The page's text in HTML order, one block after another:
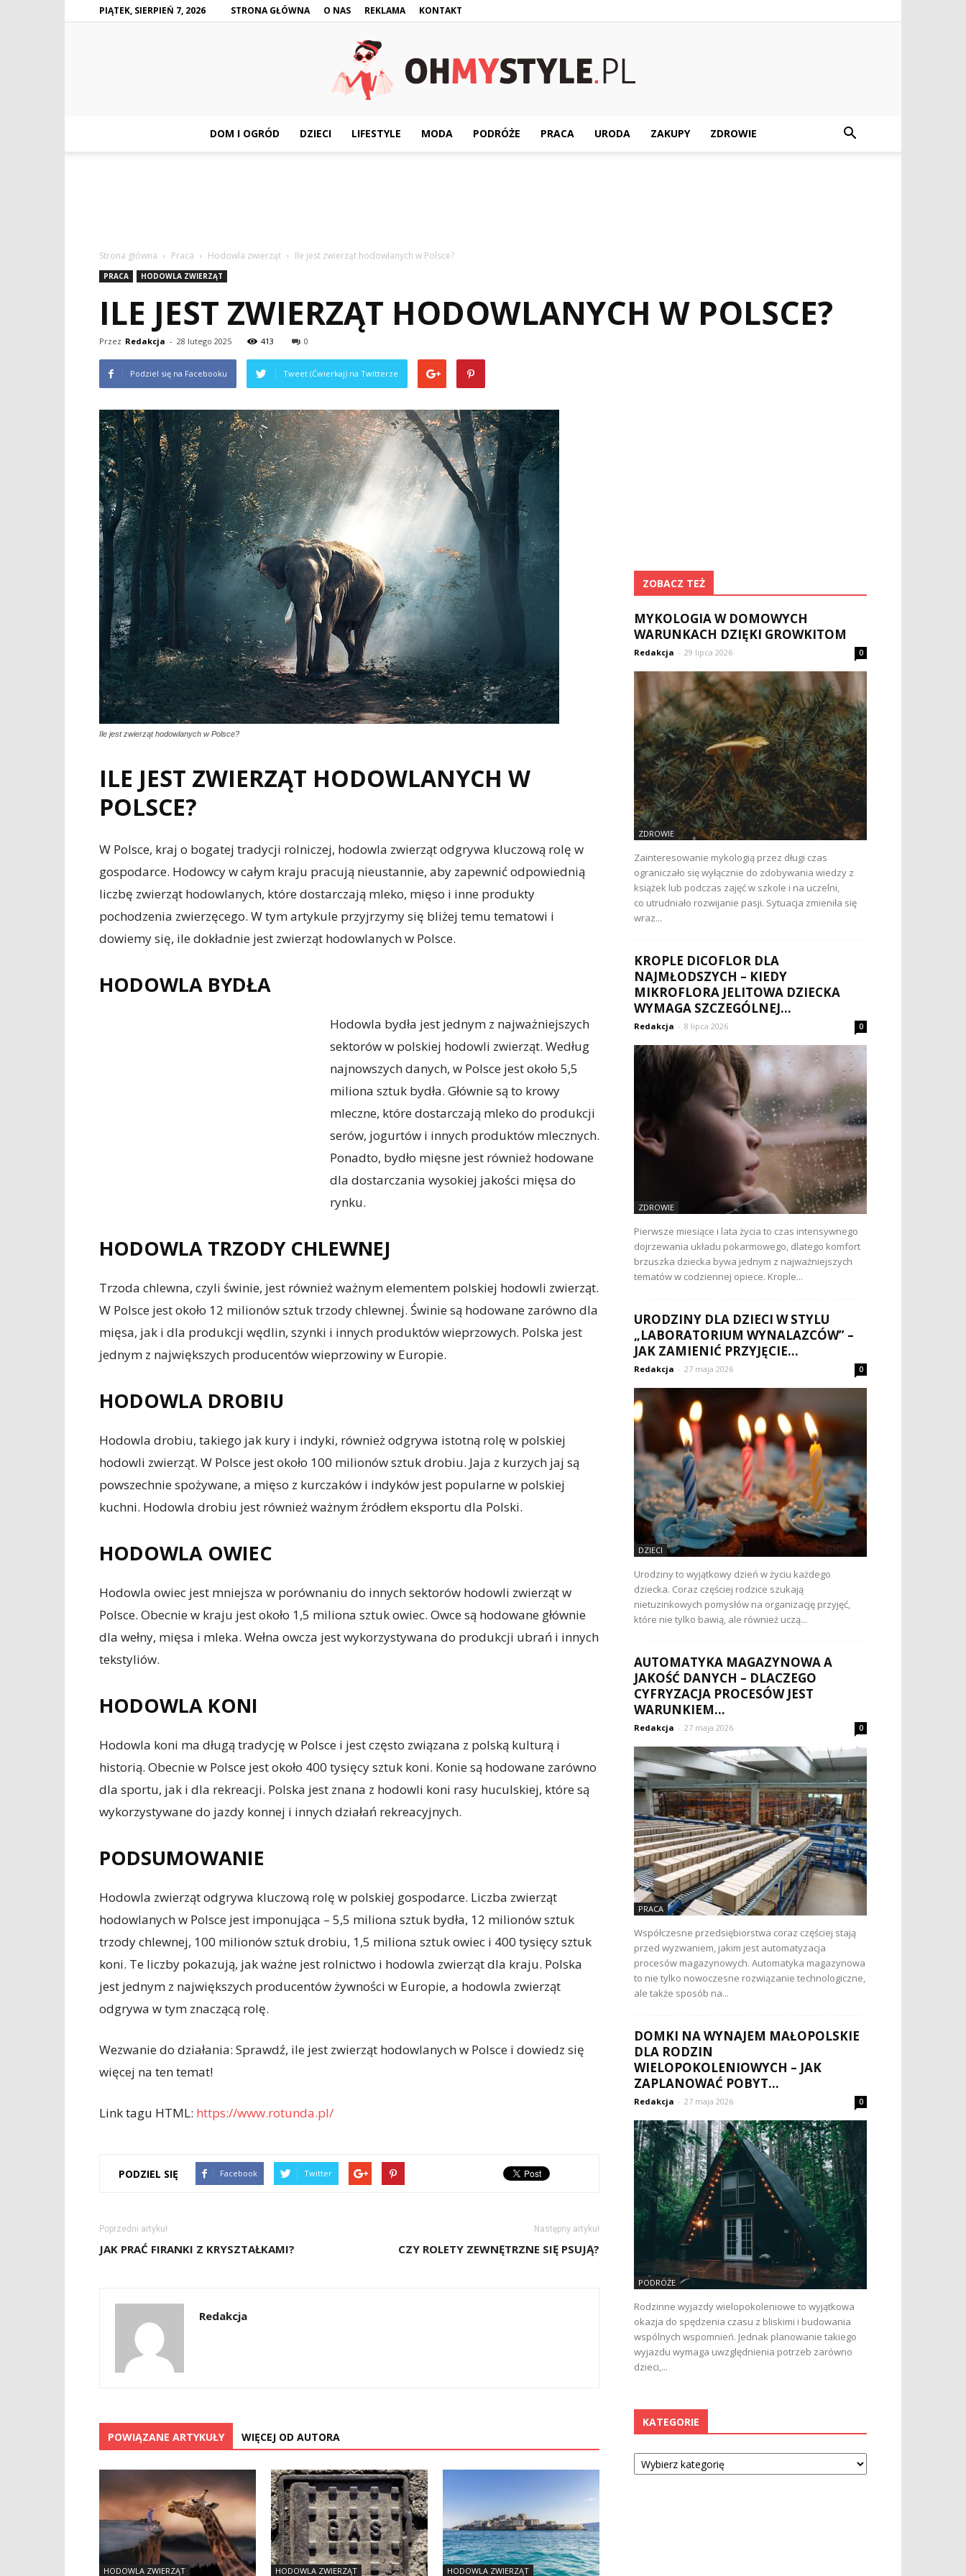
PIĄTEK, SIERPIEŃ 7, 2026 STRONA GŁÓWNA O NAS REKLAMA KONTAKT
DOM I OGRÓD DZIECI LIFESTYLE MODA PODRÓŻE PRACA URODA ZAKUPY ZDROWIE
Strona główna Praca Hodowla zwierząt Ile jest zwierząt hodowlanych w Polsce?
PRACA HODOWLA ZWIERZĄT
ILE JEST ZWIERZĄT HODOWLANYCH W POLSCE?
Przez Redakcja - 28 lutego 2025 413 0
Podziel się na Facebooku Tweet (Ćwierkaj) na Twitterze
Ile jest zwierząt hodowlanych w Polsce?
ILE JEST ZWIERZĄT HODOWLANYCH W
POLSCE?
W Polsce, kraj o bogatej tradycji rolniczej, hodowla zwierząt odgrywa kluczową rolę w
gospodarce. Hodowcy w całym kraju pracują nieustannie, aby zapewnić odpowiednią
liczbę zwierząt hodowlanych, które dostarczają mleko, mięso i inne produkty
pochodzenia zwierzęcego. W tym artykule przyjrzymy się bliżej temu tematowi i
dowiemy się, ile dokładnie jest zwierząt hodowlanych w Polsce.
HODOWLA BYDŁA
Hodowla bydła jest jednym z najważniejszych
sektorów w polskiej hodowli zwierząt. Według
najnowszych danych, w Polsce jest około 5,5
miliona sztuk bydła. Głównie są to krowy
mleczne, które dostarczają mleko do produkcji
serów, jogurtów i innych produktów mlecznych.
Ponadto, bydło mięsne jest również hodowane
dla dostarczania wysokiej jakości mięsa do
rynku.
HODOWLA TRZODY CHLEWNEJ
Trzoda chlewna, czyli świnie, jest również ważnym elementem polskiej hodowli zwierząt.
W Polsce jest około 12 milionów sztuk trzody chlewnej. Świnie są hodowane zarówno dla
mięsa, jak i dla produkcji wędlin, szynki i innych produktów wieprzowych. Polska jest
jednym z największych producentów wieprzowiny w Europie.
HODOWLA DROBIU
Hodowla drobiu, takiego jak kury i indyki, również odgrywa istotną rolę w polskiej
hodowli zwierząt. W Polsce jest około 100 milionów sztuk drobiu. Jaja z kurzych jaj są
powszechnie spożywane, a mięso z kurczaków i indyków jest popularne w polskiej
kuchni. Hodowla drobiu jest również ważnym źródłem eksportu dla Polski.
HODOWLA OWIEC
Hodowla owiec jest mniejsza w porównaniu do innych sektorów hodowli zwierząt w
Polsce. Obecnie w kraju jest około 1,5 miliona sztuk owiec. Owce są hodowane głównie
dla wełny, mięsa i mleka. Wełna owcza jest wykorzystywana do produkcji ubrań i innych
tekstyliów.
HODOWLA KONI
Hodowla koni ma długą tradycję w Polsce i jest często związana z polską kulturą i
historią. Obecnie w Polsce jest około 400 tysięcy sztuk koni. Konie są hodowane zarówno
dla sportu, jak i dla rekreacji. Polska jest znana z hodowli koni rasy huculskiej, które są
wykorzystywane do jazdy konnej i innych działań rekreacyjnych.
PODSUMOWANIE
Hodowla zwierząt odgrywa kluczową rolę w polskiej gospodarce. Liczba zwierząt
hodowlanych w Polsce jest imponująca – 5,5 miliona sztuk bydła, 12 milionów sztuk
trzody chlewnej, 100 milionów sztuk drobiu, 1,5 miliona sztuk owiec i 400 tysięcy sztuk
koni. Te liczby pokazują, jak ważne jest rolnictwo i hodowla zwierząt dla kraju. Polska
jest jednym z największych producentów żywności w Europie, a hodowla zwierząt
odgrywa w tym znaczącą rolę.
Wezwanie do działania: Sprawdź, ile jest zwierząt hodowlanych w Polsce i dowiedz się
więcej na ten temat!
Link tagu HTML: https://www.rotunda.pl/
PODZIEL SIĘ Facebook Twitter
Poprzedni artykuł
JAK PRAĆ FIRANKI Z KRYSZTAŁKAMI?
Następny artykuł
CZY ROLETY ZEWNĘTRZNE SIĘ PSUJĄ?
Redakcja
POWIĄZANE ARTYKUŁY WIĘCEJ OD AUTORA
HODOWLA ZWIERZĄT HODOWLA ZWIERZĄT HODOWLA ZWIERZĄT
ZOBACZ TEŻ
MYKOLOGIA W DOMOWYCH
WARUNKACH DZIĘKI GROWKITOM
Redakcja - 29 lipca 2026 0
ZDROWIE
Zainteresowanie mykologią przez długi czas
ograniczało się wyłącznie do zdobywania wiedzy z
książek lub podczas zajęć w szkole i na uczelni,
co utrudniało rozwijanie pasji. Sytuacja zmieniła się
wraz...
KROPLE DICOFLOR DLA
NAJMŁODSZYCH – KIEDY
MIKROFLORA JELITOWA DZIECKA
WYMAGA SZCZEGÓLNEJ...
Redakcja - 8 lipca 2026 0
ZDROWIE
Pierwsze miesiące i lata życia to czas intensywnego
dojrzewania układu pokarmowego, dlatego komfort
brzuszka dziecka bywa jednym z najważniejszych
tematów w codziennej opiece. Krople...
URODZINY DLA DZIECI W STYLU
„LABORATORIUM WYNALAZCÓW” –
JAK ZAMIENIĆ PRZYJĘCIE...
Redakcja - 27 maja 2026 0
DZIECI
Urodziny to wyjątkowy dzień w życiu każdego
dziecka. Coraz częściej rodzice szukają
nietuzinkowych pomysłów na organizację przyjęć,
które nie tylko bawią, ale również uczą...
AUTOMATYKA MAGAZYNOWA A
JAKOŚĆ DANYCH – DLACZEGO
CYFRYZACJA PROCESÓW JEST
WARUNKIEM...
Redakcja - 27 maja 2026 0
PRACA
Współczesne przedsiębiorstwa coraz częściej stają
przed wyzwaniem, jakim jest automatyzacja
procesów magazynowych. Automatyka magazynowa
to nie tylko nowoczesne rozwiązanie technologiczne,
ale także sposób na...
DOMKI NA WYNAJEM MAŁOPOLSKIE
DLA RODZIN
WIELOPOKOLENIOWYCH – JAK
ZAPLANOWAĆ POBYT...
Redakcja - 27 maja 2026 0
PODRÓŻE
Rodzinne wyjazdy wielopokoleniowe to wyjątkowa
okazja do spędzenia czasu z bliskimi i budowania
wspólnych wspomnień. Jednak planowanie takiego
wyjazdu wymaga uwzględnienia potrzeb zarówno
dzieci,...
KATEGORIE
Kategorie